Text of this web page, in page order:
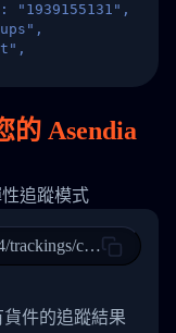
"1939155131",
"United
08 04: 22: 00",
"Departed
Facility
06 15:28:00",
"Shipment
的 Asendia
追蹤模式
trackings/create
件的追蹤結果